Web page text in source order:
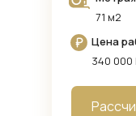
71 м2
Цена
340 000